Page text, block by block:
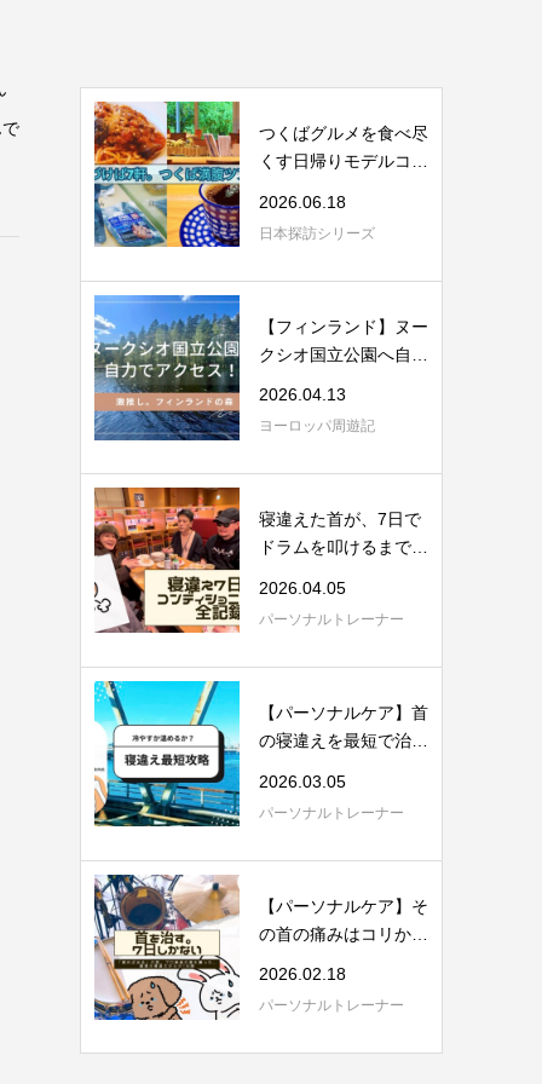
つくばグルメを食べ尽
くす日帰りモデルコー
2026.06.18
日本探訪シリーズ
【フィンランド】ヌー
クシオ国立公園へ自力
2026.04.13
ヨーロッパ周遊記
寝違えた首が、7日で
ドラムを叩けるまでに
2026.04.05
パーソナルトレーナー
【パーソナルケア】首
の寝違えを最短で治す
2026.03.05
パーソナルトレーナー
【パーソナルケア】そ
の首の痛みはコリか張
2026.02.18
パーソナルトレーナー